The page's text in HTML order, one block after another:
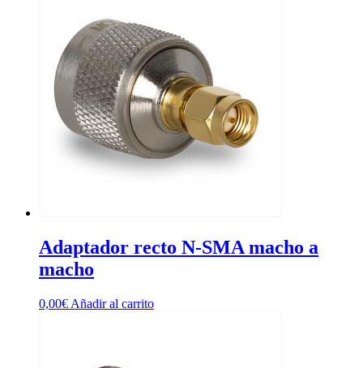
Adaptador recto N-SMA macho a
macho
0,00€ Añadir al carrito